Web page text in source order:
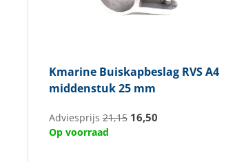
KmarineBuiskapbeslag RVS A4
middenstuk 25 mm
Adviesprijs21,15 16,50
Op voorraad